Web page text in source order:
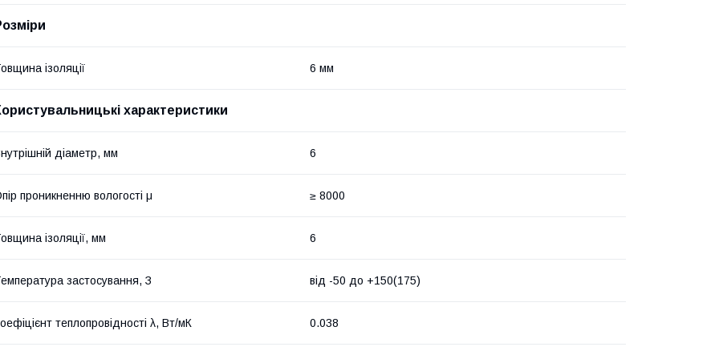
ізоляції 6 мм
характеристики
діаметр, мм 6
проникненню вологості μ ≥ 8000
ізоляції, мм 6
застосування, З від -50 до +150(175)
теплопровідності λ, Вт/мК 0.038